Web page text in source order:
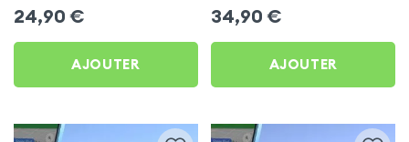
24,90 €
AJOUTER
34,90 €
AJOUTER